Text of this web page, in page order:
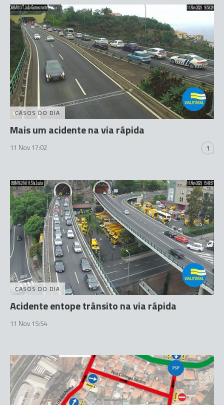
CASOS DO DIA
Mais um acidente na via rápida
11 Nov 17:02 1
CASOS DO DIA
Acidente entope trânsito na via rápida
11 Nov 15:54